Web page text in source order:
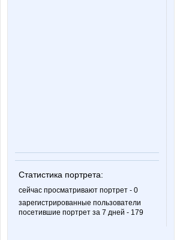
Статистика портрета:
сейчас просматривают портрет - 0
зарегистрированные пользователи
посетившие портрет за 7 дней - 179